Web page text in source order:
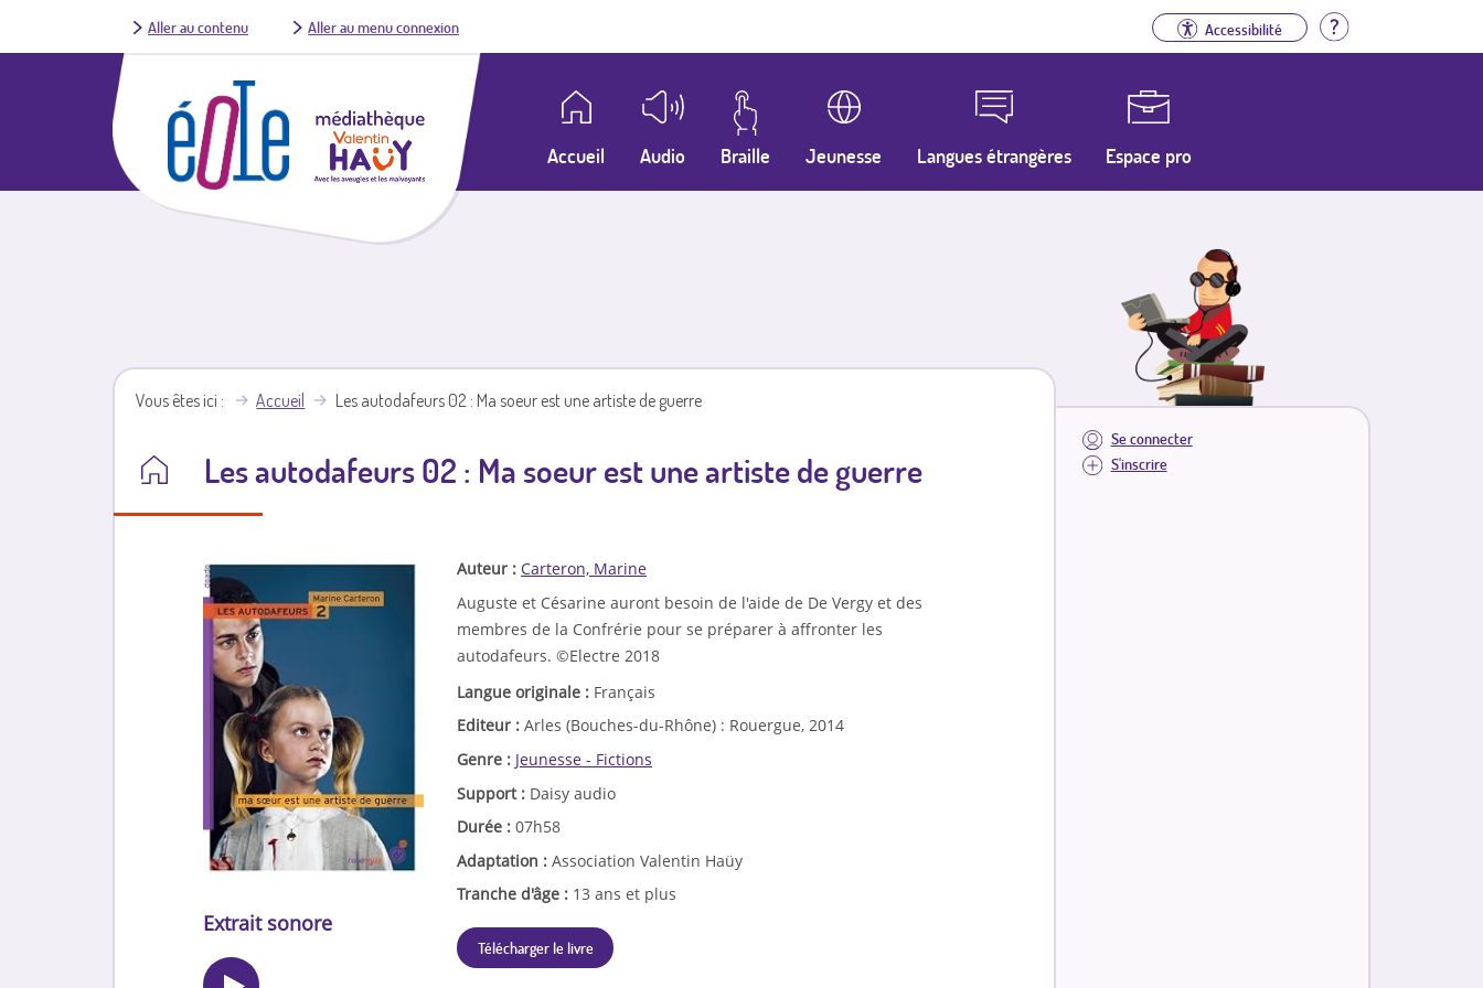
Aller au contenu Aller au menu connexion Accessibilité Aide
Accueil Audio Braille Jeunesse Langues étrangères Espace pro
Se connecter
S'inscrire
Vous êtes ici Accueil Les autodafeurs 02 : Ma soeur est une artiste de guerre
Les autodafeurs 02 : Ma soeur est une artiste de guerre
Auteur : Carteron, Marine
Auguste et Césarine auront besoin de l'aide de De Vergy et des
membres de la Confrérie pour se préparer à affronter les
autodafeurs. ©Electre 2018
Langue originale : Français
Editeur : Arles (Bouches-du-Rhône) : Rouergue, 2014
Genre : Jeunesse - Fictions
Support : Daisy audio
Durée : 07h58
Adaptation : Association Valentin Haüy
Tranche d'âge : 13 ans et plus
Télécharger le livre
Extrait sonore